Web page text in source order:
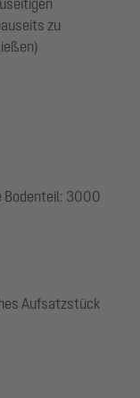
zu
Bodenteil: 3000
Aufsatzstück